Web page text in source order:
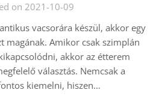
on 2021-10-09
vacsorára készül, akkor egy
magának. Amikor csak szimplán
akkor az étterem
választás. Nemcsak a
kiemelni, hiszen…